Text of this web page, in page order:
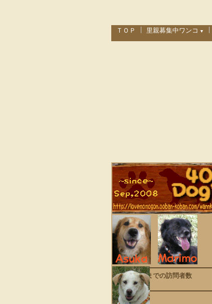
ＴＯＰ 里親募集中ワンコ ▼
里親を希望される方へ
これまでの訪問者数